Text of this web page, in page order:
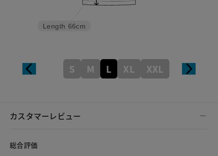
Length 66cm
S M L XL XXL
カスタマーレビュー
総合評価